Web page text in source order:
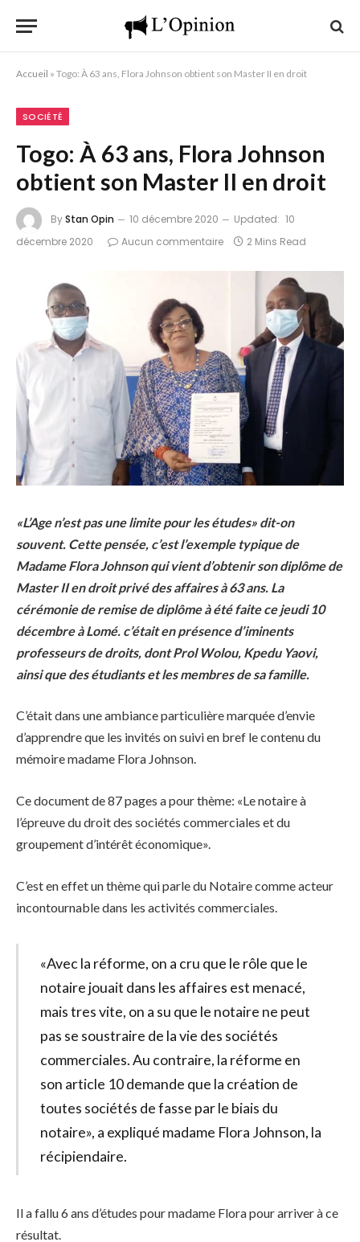
Accueil » Togo: À 63 ans, Flora Johnson obtient son Master II en droit
SOCIÉTÉ
Togo: À 63 ans, Flora Johnson
obtient son Master II en droit
ByStan Opin 10 décembre 2020 Updated: 10
décembre 2020
Aucun commentaire 2 Mins Read
«L’Age n’est pas une limite pour les études» dit-on
souvent. Cette pensée, c’est l’exemple typique de
Madame Flora Johnson qui vient d’obtenir son diplôme de
Master II en droit privé des affaires à 63 ans. La
cérémonie de remise de diplôme à été faite ce jeudi 10
décembre à Lomé. c’était en présence d’iminents
professeurs de droits, dont Prol Wolou, Kpedu Yaovi,
ainsi que des étudiants et les membres de sa famille.
C’était dans une ambiance particulière marquée d’envie
d’apprendre que les invités on suivi en bref le contenu du
mémoire madame Flora Johnson.
Ce document de 87 pages a pour thème: «Le notaire à
l’épreuve du droit des sociétés commerciales et du
groupement d’intérêt économique».
C’est en effet un thème qui parle du Notaire comme acteur
incontournable dans les activités commerciales.
«Avec la réforme, on a cru que le rôle que le
notaire jouait dans les affaires est menacé,
mais tres vite, on a su que le notaire ne peut
pas se soustraire de la vie des sociétés
commerciales. Au contraire, la réforme en
son article 10 demande que la création de
toutes sociétés de fasse par le biais du
notaire», a expliqué madame Flora Johnson, la
récipiendaire.
Il a fallu 6 ans d’études pour madame Flora pour arriver à ce
résultat.